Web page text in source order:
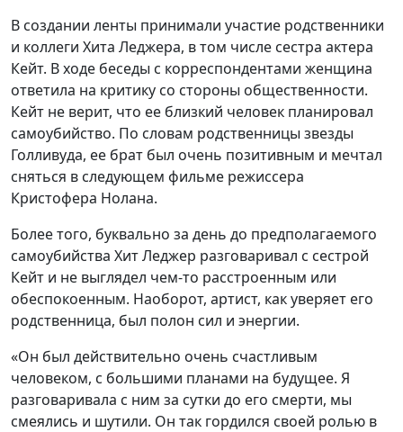
В создании ленты принимали участие родственники
и коллеги Хита Леджера, в том числе сестра актера
Кейт. В ходе беседы с корреспондентами женщина
ответила на критику со стороны общественности.
Кейт не верит, что ее близкий человек планировал
самоубийство. По словам родственницы звезды
Голливуда, ее брат был очень позитивным и мечтал
сняться в следующем фильме режиссера
Кристофера Нолана.
Более того, буквально за день до предполагаемого
самоубийства Хит Леджер разговаривал с сестрой
Кейт и не выглядел чем-то расстроенным или
обеспокоенным. Наоборот, артист, как уверяет его
родственница, был полон сил и энергии.
«Он был действительно очень счастливым
человеком, с большими планами на будущее. Я
разговаривала с ним за сутки до его смерти, мы
смеялись и шутили. Он так гордился своей ролью в